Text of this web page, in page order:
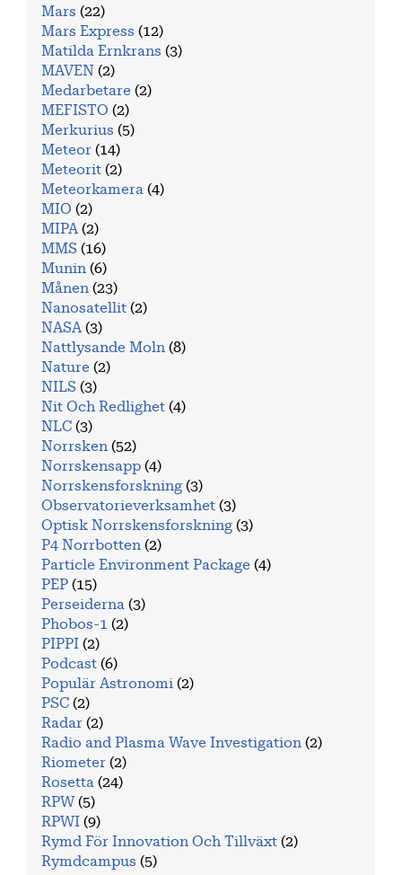
Mars (22)
Mars Express (12)
Matilda Ernkrans (3)
MAVEN (2)
Medarbetare (2)
MEFISTO (2)
Merkurius (5)
Meteor (14)
Meteorit (2)
Meteorkamera (4)
MIO (2)
MIPA (2)
MMS (16)
Munin (6)
Månen (23)
Nanosatellit (2)
NASA (3)
Nattlysande Moln (8)
Nature (2)
NILS (3)
Nit Och Redlighet (4)
NLC (3)
Norrsken (52)
Norrskensapp (4)
Norrskensforskning (3)
Observatorieverksamhet (3)
Optisk Norrskensforskning (3)
P4 Norrbotten (2)
Particle Environment Package (4)
PEP (15)
Perseiderna (3)
Phobos-1 (2)
PIPPI (2)
Podcast (6)
Populär Astronomi (2)
PSC (2)
Radar (2)
Radio and Plasma Wave Investigation (2)
Riometer (2)
Rosetta (24)
RPW (5)
RPWI (9)
Rymd För Innovation Och Tillväxt (2)
Rymdcampus (5)